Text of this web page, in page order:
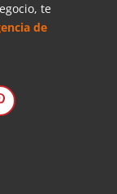
te
de